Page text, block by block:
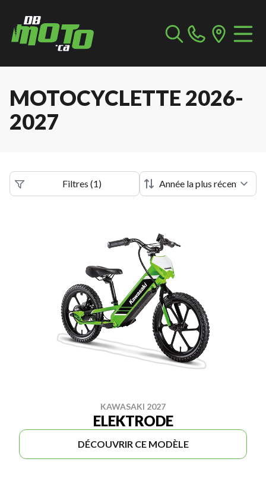
MOTOCYCLETTE 2026-
2027
Filtres (1)
KAWASAKI 2027
ELEKTRODE
DÉCOUVRIR CE MODÈLE